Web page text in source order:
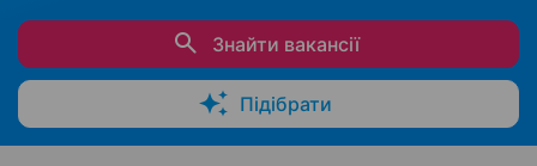
Знайти вакансії
Підібрати